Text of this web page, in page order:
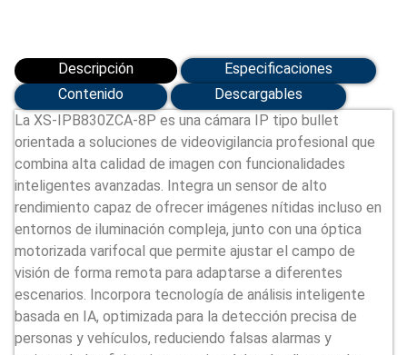
Descripción
Especificaciones
Contenido
Descargables
La XS-IPB830ZCA-8P es una cámara IP tipo bullet
orientada a soluciones de videovigilancia profesional que
combina alta calidad de imagen con funcionalidades
inteligentes avanzadas. Integra un sensor de alto
rendimiento capaz de ofrecer imágenes nítidas incluso en
entornos de iluminación compleja, junto con una óptica
motorizada varifocal que permite ajustar el campo de
visión de forma remota para adaptarse a diferentes
escenarios. Incorpora tecnología de análisis inteligente
basada en IA, optimizada para la detección precisa de
personas y vehículos, reduciendo falsas alarmas y